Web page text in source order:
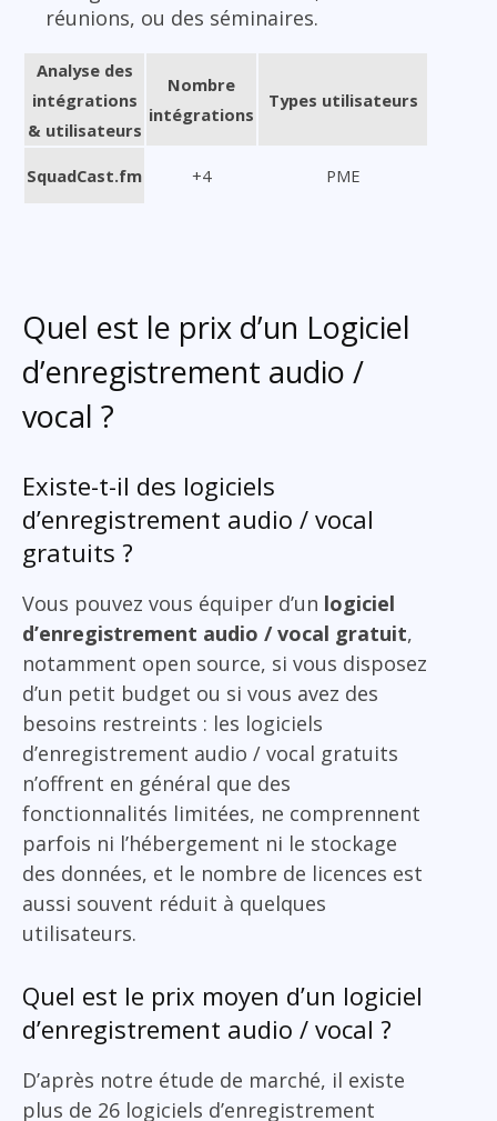
réunions, ou des séminaires.
Analyse des
intégrations
& utilisateurs
Nombre
intégrations
Types utilisateurs
SquadCast.fm +4 PME
Quel est le prix d’un Logiciel
d’enregistrement audio /
vocal ?
Existe-t-il des logiciels
d’enregistrement audio / vocal
gratuits ?
Vous pouvez vous équiper d’un logiciel
d’enregistrement audio / vocal gratuit,
notamment open source, si vous disposez
d’un petit budget ou si vous avez des
besoins restreints : les logiciels
d’enregistrement audio / vocal gratuits
n’offrent en général que des
fonctionnalités limitées, ne comprennent
parfois ni l’hébergement ni le stockage
des données, et le nombre de licences est
aussi souvent réduit à quelques
utilisateurs.
Quel est le prix moyen d’un logiciel
d’enregistrement audio / vocal ?
D’après notre étude de marché, il existe
plus de 26 logiciels d’enregistrement